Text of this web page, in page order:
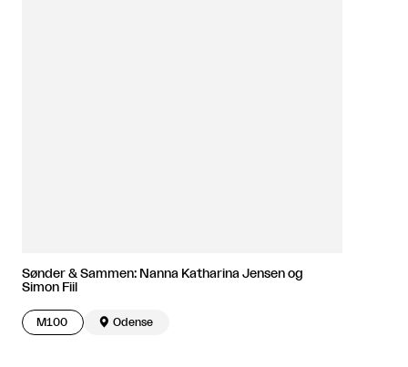
Sønder & Sammen: Nanna Katharina Jensen og
Simon Fiil
M100  Odense